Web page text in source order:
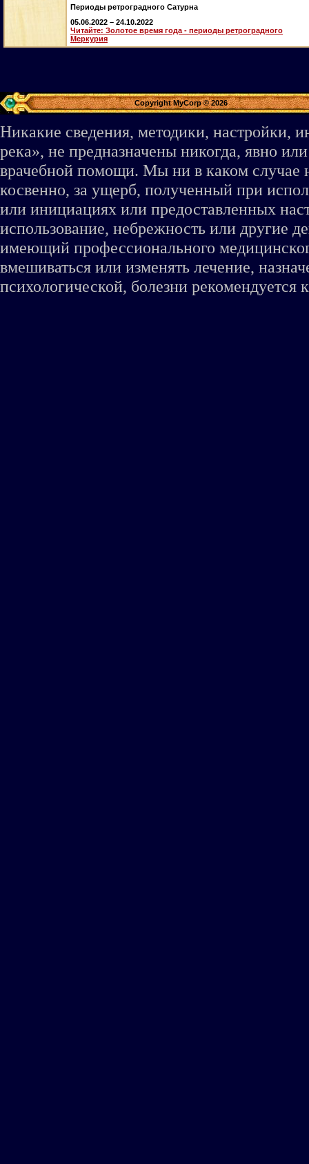
Периоды ретроградного Сатурна
05.06.2022 – 24.10.2022
Читайте: Золотое время года - периоды ретроградного
Меркурия
Copyright MyCorp © 2026
Никакие сведения, методики, настройки,
река», не предназначены никогда, явно
врачебной помощи. Мы ни в каком случае
косвенно, за ущерб, полученный при
или инициациях или предоставленных
использование, небрежность или другие
имеющий профессионального
вмешиваться или изменять лечение,
психологической, болезни рекомендуется